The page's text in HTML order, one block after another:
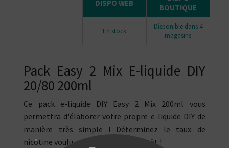
DISPO WEB
BOUTIQUE
En stock
Disponible dans 4
magasins
Pack Easy 2 Mix E-liquide DIY
20/80 200ml
Ce pack e-liquide DIY Easy 2 Mix 200ml vous
permettra d'élaborer votre propre e-liquide DIY de
manière très simple ! Déterminez le taux de
nicotine voulu, mixez et vous êtes prêt !
"